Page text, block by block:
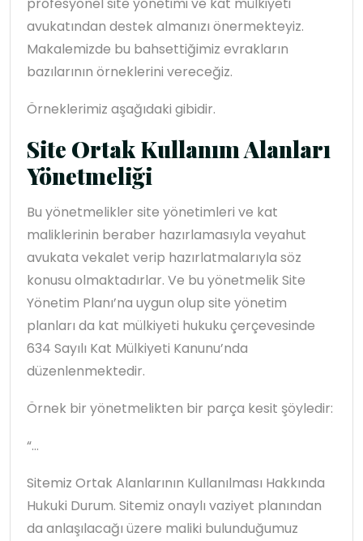
profesyonel site yönetimi ve kat mülkiyeti
avukatından destek almanızı önermekteyiz.
Makalemizde bu bahsettiğimiz evrakların
bazılarının örneklerini vereceğiz.
Örneklerimiz aşağıdaki gibidir.
Site Ortak Kullanım Alanları
Yönetmeliği
Bu yönetmelikler site yönetimleri ve kat
maliklerinin beraber hazırlamasıyla veyahut
avukata vekalet verip hazırlatmalarıyla söz
konusu olmaktadırlar. Ve bu yönetmelik Site
Yönetim Planı’na uygun olup site yönetim
planları da kat mülkiyeti hukuku çerçevesinde
634 Sayılı Kat Mülkiyeti Kanunu’nda
düzenlenmektedir.
Örnek bir yönetmelikten bir parça kesit şöyledir:
“…
Sitemiz Ortak Alanlarının Kullanılması Hakkında
Hukuki Durum. Sitemiz onaylı vaziyet planından
da anlaşılacağı üzere maliki bulunduğumuz